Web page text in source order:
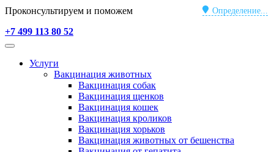
Определение...
Проконсультируем и поможем
+7 499 113 80 52
Услуги
Вакцинация животных
Вакцинация собак
Вакцинация щенков
Вакцинация кошек
Вакцинация кроликов
Вакцинация хорьков
Вакцинация животных от бешенства